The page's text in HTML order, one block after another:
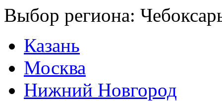
Выбор региона:
Казань
Москва
Нижний Новгород